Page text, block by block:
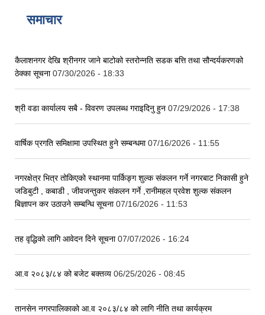
समाचार
कैलाशनगर देखि श्रीनगर जाने बाटोको स्तरोन्नति सडक बत्ति तथा सौन्दर्यकरणको
ठेक्का सूचना07/30/2026 - 18:33
श्री वडा कार्यालय सबै - विवरण उपलब्ध गराइदिनु हुन 07/29/2026 - 17:38
वार्षिक प्रगति समिक्षामा उपस्थित हुने सम्बन्धमा07/16/2026 - 11:55
नगरक्षेत्र भित्र तोकिएको स्थानमा पार्किङ्ग शुल्क संकलन गर्ने नगरबाट निकासी हुने
जडिबुटी , कबाडी , जीवजन्तुकर संकलन गर्ने ,रानीमहल प्रवेश शुल्क संकलन
बिज्ञापन कर उठाउने सम्बन्धि सूचना07/16/2026 - 11:53
तह वृद्धिको लागि आवेदन दिने सूचना07/07/2026 - 16:24
आ.व २०८३/८४ को बजेट बक्तव्य 06/25/2026 - 08:45
तानसेन नगरपालिकाको आ.व २०८३/८४ को लागि नीति तथा कार्यक्रम